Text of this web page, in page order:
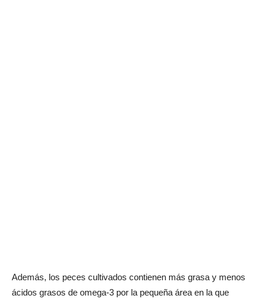
Además, los peces cultivados contienen más grasa y menos
ácidos grasos de omega-3 por la pequeña área en la que